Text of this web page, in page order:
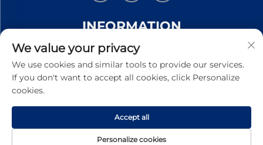
INFORMATION
Mag-sign up upang makatanggap ng aming
lingguhang newsletter
Isumite
We value your privacy
We use cookies and similar tools to provide our services.
If you don't want to accept all cookies, click Personalize
cookies.
Personalize cookies
Accept all